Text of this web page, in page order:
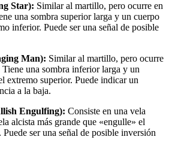
Star): Similar al martillo, pero ocurre en
una sombra superior larga y un cuerpo
inferior. Puede ser una señal de posible
Man): Similar al martillo, pero ocurre
una sombra inferior larga y un
extremo superior. Puede indicar un
a la baja.
Engulfing): Consiste en una vela
alcista más grande que «engulle» el
ser una señal de posible inversión